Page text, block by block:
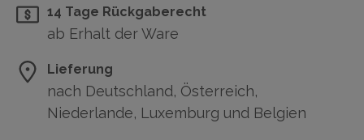
14 Tage Rückgaberecht
ab Erhalt der Ware
Lieferung
nach Deutschland, Österreich,
Niederlande, Luxemburg und Belgien